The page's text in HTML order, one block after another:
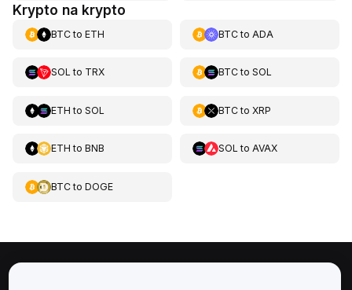
Krypto na krypto
BTCto ETH BTCto ADA
SOL to TRX BTCto SOL
ETH to SOL BTCto XRP
ETH to BNB SOL to AVAX
BTCto DOGE